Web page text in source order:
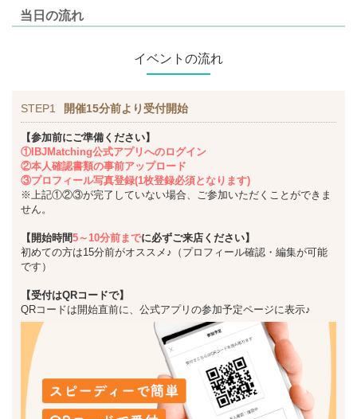
当日の流れ
イベントの流れ
STEP1 開催15分前より受付開始
【参加前にご準備ください】
①IBJMatching公式アプリへのログイン
②本人確認書類の事前アップロード
③プロフィール写真登録(1枚登録必須となります)
※上記①②③が完了していない場合、ご参加いただくことができま
せん。
【開始時間5～10分前までに必ずご来店ください】
初めての方は15分前がオススメ♪（プロフィール確認・編集が可能
です）
【受付はQRコードで】
QRコードは開始直前に、公式アプリの参加予定ページに表示♪